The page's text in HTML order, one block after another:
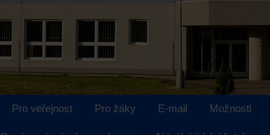
Pro veřejnost Pro žáky E-mail Možnosti